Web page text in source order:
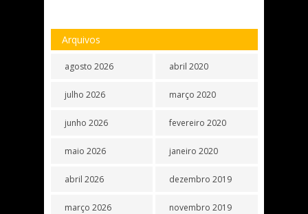
Arquivos
agosto 2026
julho 2026
junho 2026
maio 2026
abril 2026
março 2026
abril 2020
março 2020
fevereiro 2020
janeiro 2020
dezembro 2019
novembro 2019